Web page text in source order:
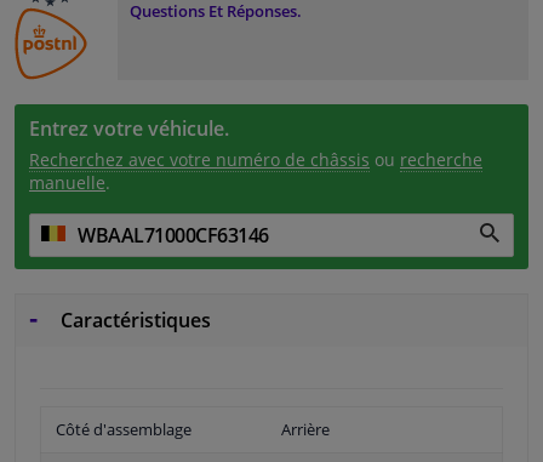
Questions Et Réponses.
Entrez votre véhicule.
Recherchez avec votre numéro de châssis ou recherche
manuelle.
Caractéristiques
Côté d'assemblage Arrière